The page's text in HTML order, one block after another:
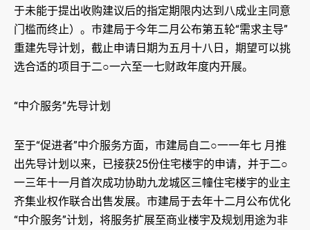
于未能于提出收购建议后的指定期限内达到八成业主同意
门槛而终止）。巿建局于今年二月公布第五轮“需求主导”
重建先导计划，截止申请日期为五月十八日，期望可以挑
选合适的项目于二○一六至一七财政年度内开展。
“中介服务”先导计划
至于“促进者”中介服务方面，市建局自二○一一年七 月推
出先导计划以来，已接获25份住宅楼宇的申请，并于二○
一三年十一月首次成功协助九龙城区三幢住宅楼宇的业主
齐集业权作联合出售发展。市建局于去年十二月公布优化
“中介服务”计划，将服务扩展至商业楼宇及规划用途为非